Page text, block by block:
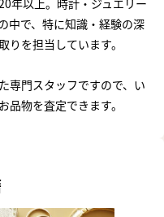
中で、特に知識・経験の深
を担当しています。
専門スタッフですので、い
物を査定できます。